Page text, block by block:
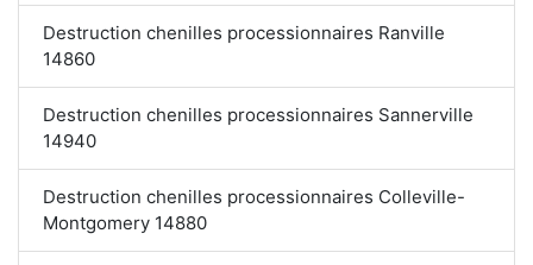
Destruction chenilles processionnaires Ranville
14860
Destruction chenilles processionnaires Sannerville
14940
Destruction chenilles processionnaires Colleville-
Montgomery 14880